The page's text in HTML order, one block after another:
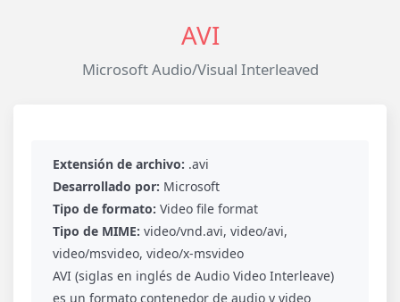
AVI
Microsoft Audio/Visual Interleaved
Extensión de archivo: .avi
Desarrollado por: Microsoft
Tipo de formato: Video file format
Tipo de MIME: video/vnd.avi, video/avi,
video/msvideo, video/x-msvideo
AVI (siglas en inglés de Audio Video Interleave)
es un formato contenedor de audio y video